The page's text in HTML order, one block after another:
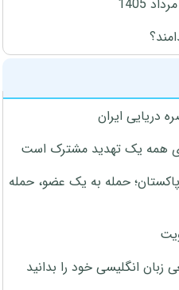
دریایی ایران
همه یک تهدید مشترک است
حمله به یک عضو، حمله
انگلیسی خود را بدانید